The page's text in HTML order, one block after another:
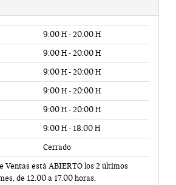
9:00 H - 20:00 H
9:00 H - 20:00 H
9:00 H - 20:00 H
9:00 H - 20:00 H
9:00 H - 20:00 H
9:00 H - 18:00 H
Cerrado
Ventas está ABIERTO los 2 últimos
de 12.00 a 17.00 horas.